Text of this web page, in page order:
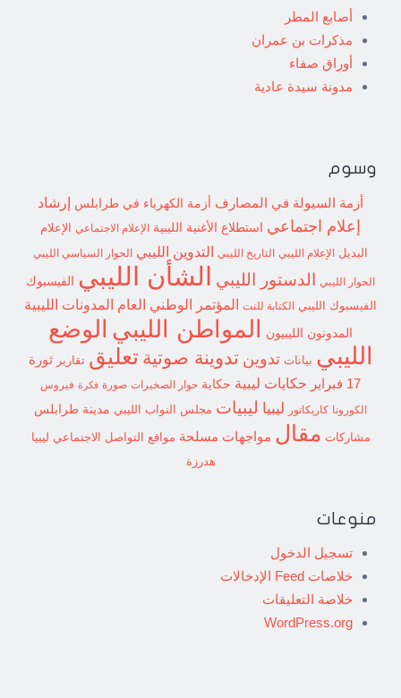
أصابع المطر
مذكرات بن عمران
أوراق صفاء
مدونة سيدة عادية
وسوم
أزمة السيولة في المصارف أزمة الكهرباء في طرابلس إرشاد
إعلام اجتماعي استطلاع الأغنية الليبية الإعلام الاجتماعي
الإعلام
البديل الإعلام الليبي التاريخ الليبي التدوين الليبي الحوار السياسي الليبي
الحوار الليبي الدستور الليبي الشأن الليبي الفيسبوك
الفيسبوك الليبي الكتابة للنت المؤتمر الوطني العام المدونات الليبية
المدونون الليبيون المواطن الليبي الوضع
الليبي بيانات تدوين تدوينة صوتية تعليق تقارير
ثورة
17 فبراير
حكايات ليبية حكاية حوار الصخيرات صورة فكرة فيروس
الكورونا كاريكاتور ليبيا ليبيات مجلس النواب الليبي مدينة طرابلس
مشاركات مقال مواجهات مسلحة مواقع التواصل الاجتماعي ليبيا
هدرزة
منوعات
تسجيل الدخول
خلاصات Feed الإدخالات
خلاصة التعليقات
WordPress.org